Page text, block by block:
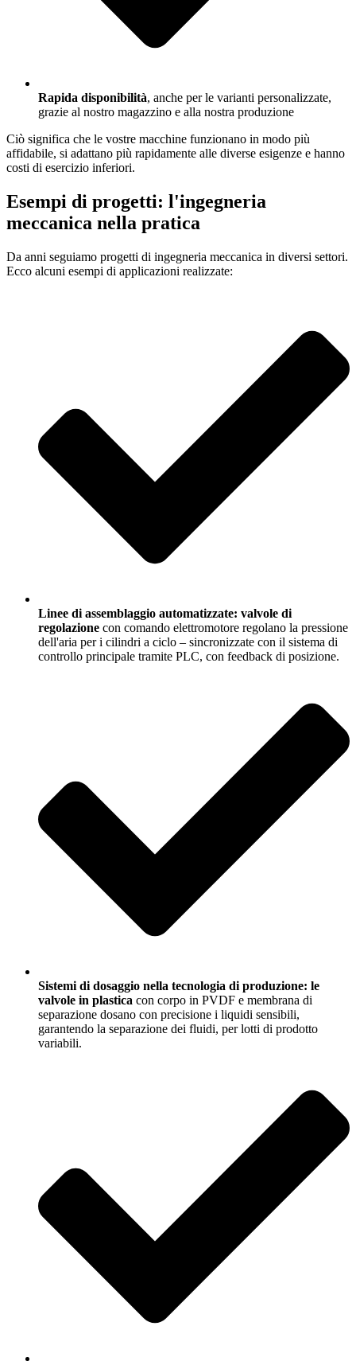
Rapida disponibilità, anche per le varianti personalizzate,
grazie al nostro magazzino e alla nostra produzione
Ciò significa che le vostre macchine funzionano in modo più
affidabile, si adattano più rapidamente alle diverse esigenze e hanno
costi di esercizio inferiori.
Esempi di progetti: l'ingegneria
meccanica nella pratica
Da anni seguiamo progetti di ingegneria meccanica in diversi settori.
Ecco alcuni esempi di applicazioni realizzate:
Linee di assemblaggio automatizzate: valvole di
regolazione con comando elettromotore regolano la pressione
dell'aria per i cilindri a ciclo – sincronizzate con il sistema di
controllo principale tramite PLC, con feedback di posizione.
Sistemi di dosaggio nella tecnologia di produzione: le
valvole in plastica con corpo in PVDF e membrana di
separazione dosano con precisione i liquidi sensibili,
garantendo la separazione dei fluidi, per lotti di prodotto
variabili.